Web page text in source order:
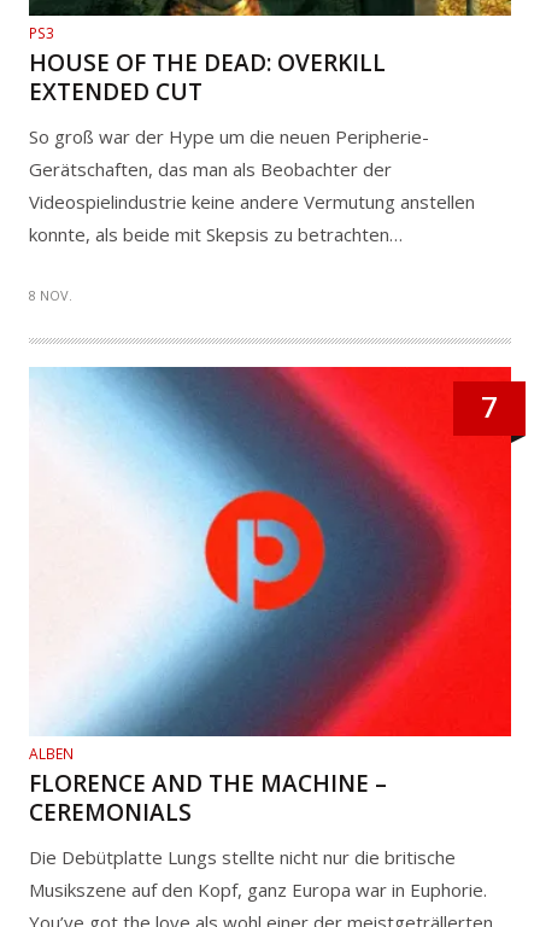
PS3
HOUSE OF THE DEAD: OVERKILL
EXTENDED CUT
So groß war der Hype um die neuen Peripherie-
Gerätschaften, das man als Beobachter der
Videospielindustrie keine andere Vermutung anstellen
konnte, als beide mit Skepsis zu betrachten…
8 NOV.
7
ALBEN
FLORENCE AND THE MACHINE –
CEREMONIALS
Die Debütplatte Lungs stellte nicht nur die britische
Musikszene auf den Kopf, ganz Europa war in Euphorie.
You’ve got the love als wohl einer der meistgeträllerten